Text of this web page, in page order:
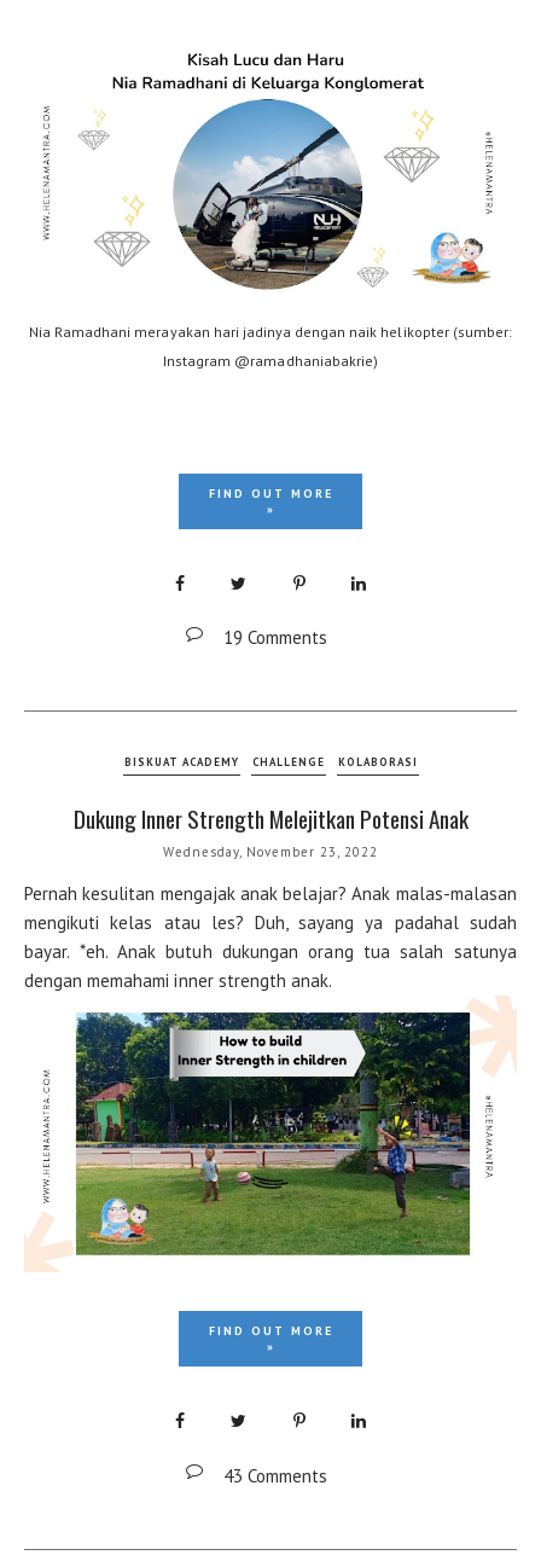
Nia Ramadhani merayakan hari jadinya dengan naik helikopter (sumber:
Instagram @ramadhaniabakrie)
FIND OUT MORE
»
19 Comments
BISKUAT ACADEMY CHALLENGE KOLABORASI
Dukung Inner Strength Melejitkan Potensi Anak
Wednesday, November 23, 2022
Pernah kesulitan mengajak anak belajar? Anak malas-malasan
mengikuti kelas atau les? Duh, sayang ya padahal sudah
bayar. *eh. Anak butuh dukungan orang tua salah satunya
dengan memahami inner strength anak.
FIND OUT MORE
»
43 Comments